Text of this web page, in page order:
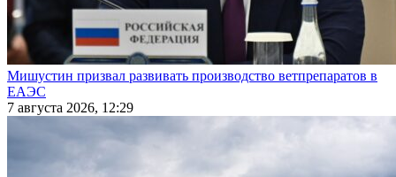
Мишустин призвал развивать производство ветпрепаратов в
ЕАЭС
7 августа 2026, 12:29